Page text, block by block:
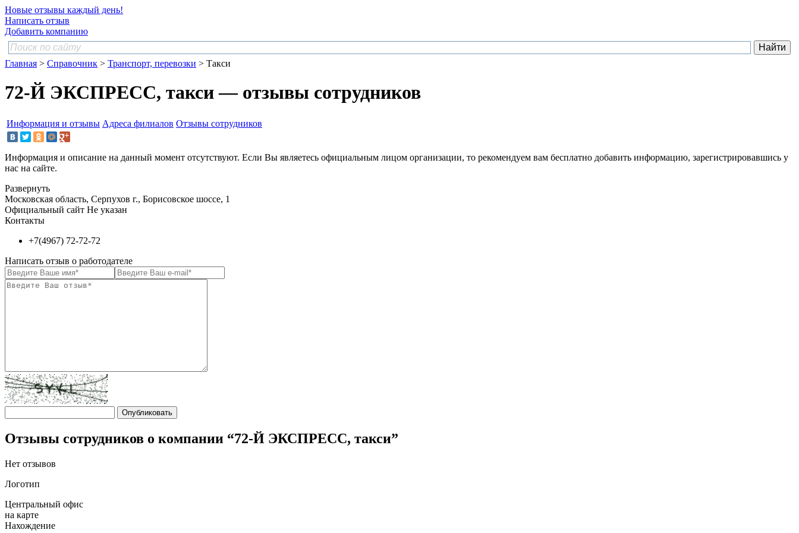
Новые отзывы каждый день!
Написать отзыв
Добавить компанию
Главная > Справочник > Транспорт, перевозки > Такси
72-Й ЭКСПРЕСС, такси — отзывы сотрудников
Информация и отзывы Адреса филиалов Отзывы сотрудников
Информация и описание на данный момент отсутствуют. Если Вы являетесь официальным лицом организации, то рекомендуем вам бесплатно добавить информацию, зарегистрировавшись у
нас на сайте.
Развернуть
Московская область, Серпухов г., Борисовское шоссе, 1
Официальный сайт Не указан
Контакты
+7(4967) 72-72-72
Написать отзыв о работодателе
Отзывы сотрудников о компании “72-Й ЭКСПРЕСС, такси”
Нет отзывов
Логотип
Центральный офис
на карте
Нахождение